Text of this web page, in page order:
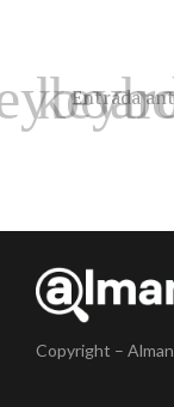
Entrada
Copyright –